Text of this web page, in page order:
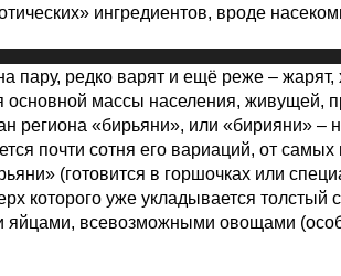
ингредиентов, вроде
пару, редко варят и ещё реже – жарят,
массы населения, живущей,
региона «бирьяни», или «бирияни» –
почти сотня его вариаций, от
(готовится в горшочках или
которого уже укладывается толстый
яйцами, всевозможными овощами